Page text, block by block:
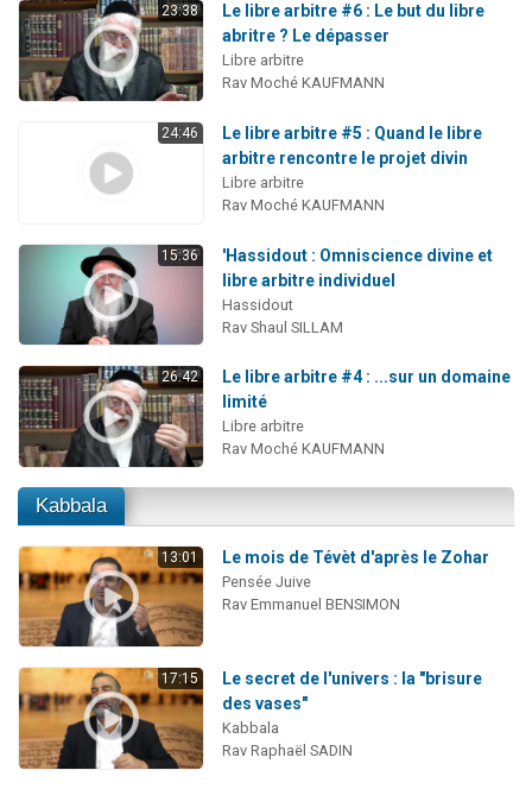
23:38
Le libre arbitre #6 : Le but du libre
abritre ? Le dépasser
Libre arbitre
Rav Moché KAUFMANN
24:46
Le libre arbitre #5 : Quand le libre
arbitre rencontre le projet divin
Libre arbitre
Rav Moché KAUFMANN
15:36
'Hassidout : Omniscience divine et
libre arbitre individuel
Hassidout
Rav Shaul SILLAM
26:42
Le libre arbitre #4 : ...sur un domaine
limité
Libre arbitre
Rav Moché KAUFMANN
Kabbala
13:01 Le mois de Tévèt d'après le Zohar
Pensée Juive
Rav Emmanuel BENSIMON
17:15
Le secret de l'univers : la "brisure
des vases"
Kabbala
Rav Raphaël SADIN